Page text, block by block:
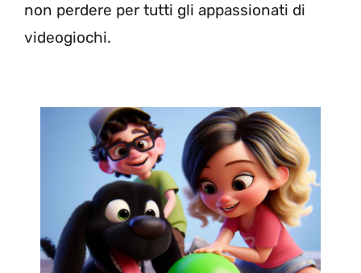
non perdere per tutti gli appassionati di
videogiochi.